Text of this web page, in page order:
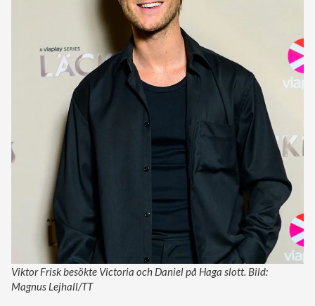
Viktor Frisk besökte Victoria och Daniel på Haga slott. Bild:
Magnus Lejhall/TT